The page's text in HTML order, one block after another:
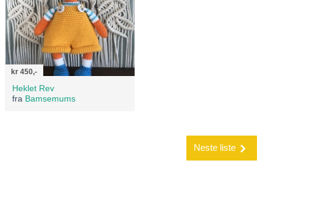
kr 450,-
Heklet Rev
fra Bamsemums
Neste liste